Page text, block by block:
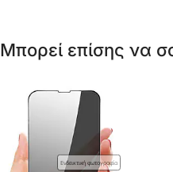
Μπορεί επίσης να
Ενδεικτική φωτογραφία